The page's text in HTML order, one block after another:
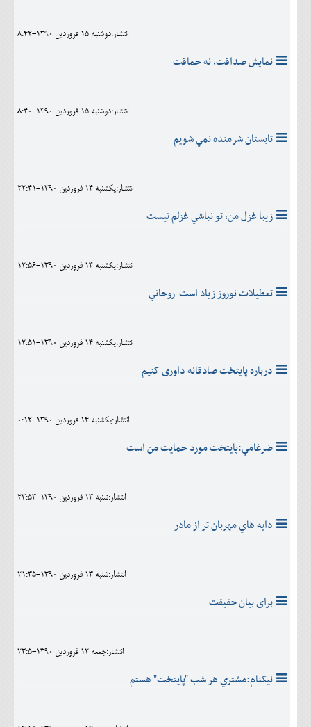
انتشار:دوشنبه 15 فروردين 1390-8:42
نمایش صداقت، نه حماقت
انتشار:دوشنبه 15 فروردين 1390-8:40
تابستان شرمنده نمي شويم
انتشار:يکشنبه 14 فروردين 1390-22:41
زيبا غزل من، تو نباشي غزلم نيست
انتشار:يکشنبه 14 فروردين 1390-12:56
تعطيلات نوروز زياد است-روحاني
انتشار:يکشنبه 14 فروردين 1390-12:51
درباره پایتخت صادقانه داوری کنیم
انتشار:يکشنبه 14 فروردين 1390-0:12
ضرغامي:پايتخت مورد حمايت من است
انتشار:شنبه 13 فروردين 1390-23:53
دايه هاي مهربان تر از مادر
انتشار:شنبه 13 فروردين 1390-21:35
برای بیان حقیقت
انتشار:جمعه 12 فروردين 1390-23:5
نيکنام:مشتري هر شب "پايتخت" هستم